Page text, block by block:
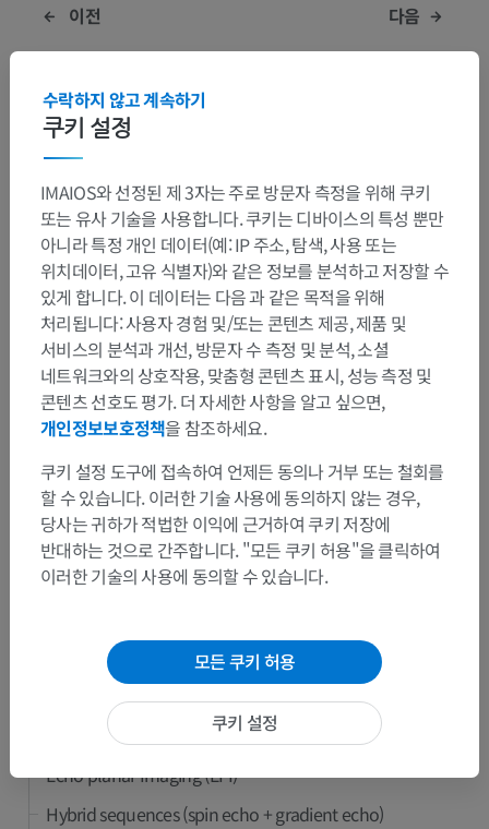
이전 다음
챕터 요약
Sequences introduction
Characteristics of an MRI sequence
Sequence classification
Sequences acronyms
Spin echo
Fast spin echo
Ultrafast spin echo sequences
Inversion Recovery, STIR and FLAIR
Gradient echo
Spoiled gradient echo sequences
Steady state gradient echo
T2-enhanced steady-state gradient echo
Balanced gradient echo
Echo planar Imaging (EPI)
Hybrid sequences (spin echo + gradient echo)
쿠키 설정
수락하지 않고 계속하기
IMAIOS와 선정된 제 3자는 주로 방문자 측정을 위해 쿠키
또는 유사 기술을 사용합니다. 쿠키는 디바이스의 특성 뿐만
아니라 특정 개인 데이터(예: IP 주소, 탐색, 사용 또는
위치데이터, 고유 식별자)와 같은 정보를 분석하고 저장할 수
있게 합니다. 이 데이터는 다음 과 같은 목적을 위해
처리됩니다: 사용자 경험 및/또는 콘텐츠 제공, 제품 및
서비스의 분석과 개선, 방문자 수 측정 및 분석, 소셜
네트워크와의 상호작용, 맞춤형 콘텐츠 표시, 성능 측정 및
콘텐츠 선호도 평가. 더 자세한 사항을 알고 싶으면,
개인정보보호정책을 참조하세요.
쿠키 설정 도구에 접속하여 언제든 동의나 거부 또는 철회를
할 수 있습니다. 이러한 기술 사용에 동의하지 않는 경우,
당사는 귀하가 적법한 이익에 근거하여 쿠키 저장에
반대하는 것으로 간주합니다. "모든 쿠키 허용"을 클릭하여
이러한 기술의 사용에 동의할 수 있습니다.
모든 쿠키 허용
쿠키 설정